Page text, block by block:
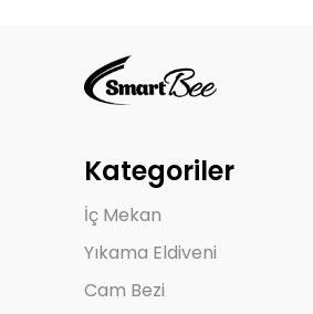
Kategoriler
İç Mekan
Yıkama Eldiveni
Cam Bezi